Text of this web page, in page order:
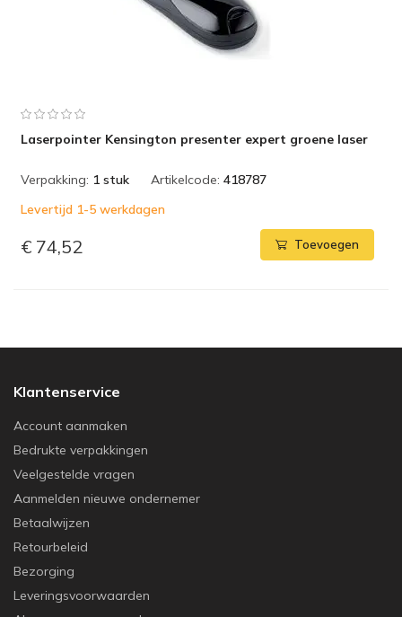
Laserpointer Kensington presenter expert groene laser
Verpakking: 1 stuk Artikelcode: 418787
Levertijd 1-5 werkdagen
€ 74,52 Toevoegen
Klantenservice
Account aanmaken
Bedrukte verpakkingen
Veelgestelde vragen
Aanmelden nieuwe ondernemer
Betaalwijzen
Retourbeleid
Bezorging
Leveringsvoorwaarden